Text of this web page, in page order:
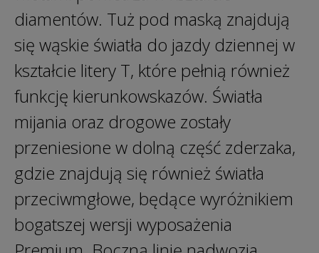
diamentów. Tuż pod maską znajdują
się wąskie światła do jazdy dziennej w
kształcie litery T, które pełnią również
funkcję kierunkowskazów. Światła
mijania oraz drogowe zostały
przeniesione w dolną część zderzaka,
gdzie znajdują się również światła
przeciwmgłowe, będące wyróżnikiem
bogatszej wersji wyposażenia